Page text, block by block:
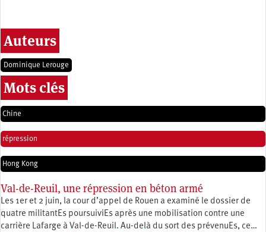
Auteurs
Dominique Lerouge
Mots clés
Chine
répression
Hong Kong
Val-de-Reuil, une répression en béton armé
Les 1er et 2 juin, la cour d’appel de Rouen a examiné le dossier de
quatre militantEs poursuiviEs après une mobilisation contre une
carrière Lafarge à Val-de-Reuil. Au-delà du sort des prévenuEs, ce…